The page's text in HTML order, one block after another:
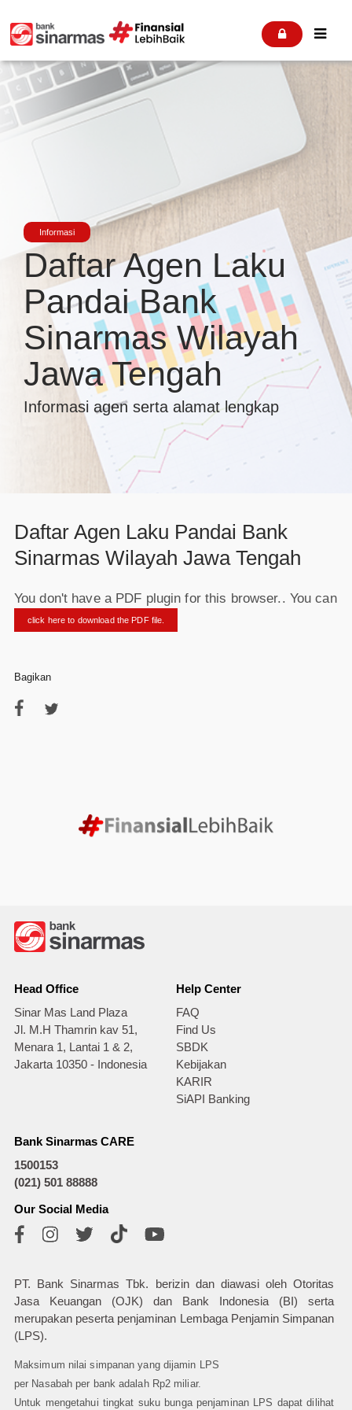
 
Informasi
Daftar Agen Laku
Pandai Bank
Sinarmas Wilayah
Jawa Tengah
Informasi agen serta alamat lengkap
Daftar Agen Laku Pandai Bank
Sinarmas Wilayah Jawa Tengah
You don't have a PDF plugin for this browser.. You can
click here to download the PDF file.
Bagikan
Head Office
Sinar Mas Land Plaza
Jl. M.H Thamrin kav 51,
Menara 1, Lantai 1 & 2,
Jakarta 10350 - Indonesia
Help Center
FAQ
Find Us
SBDK
Kebijakan
KARIR
SiAPI Banking
Bank Sinarmas CARE
1500153
(021) 501 88888
Our Social Media
PT. Bank Sinarmas Tbk. berizin dan diawasi oleh Otoritas
Jasa Keuangan (OJK) dan Bank Indonesia (BI) serta
merupakan peserta penjaminan Lembaga Penjamin Simpanan
(LPS).
Maksimum nilai simpanan yang dijamin LPS
per Nasabah per bank adalah Rp2 miliar.
Untuk mengetahui tingkat suku bunga penjaminan LPS dapat dilihat